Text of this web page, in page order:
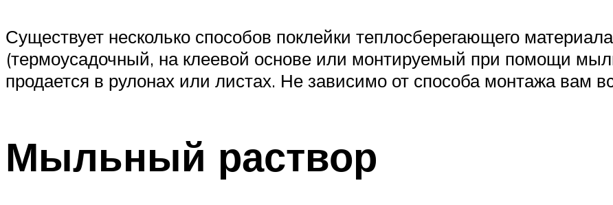
Существует несколько способов поклейки теплосберегающего
(термоусадочный, на клеевой основе или монтируемый при помощи
продается в рулонах или листах. Не зависимо от способа монтажа вам
Мыльный раствор